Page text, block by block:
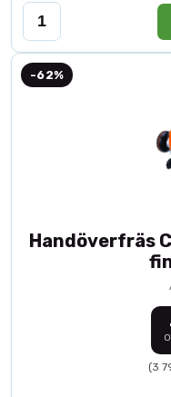
-62%
Handöverfräs
(3